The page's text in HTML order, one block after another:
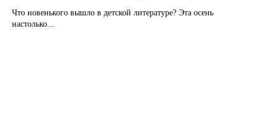
Что новенького вышло в детской литературе? Эта осень
настолько...